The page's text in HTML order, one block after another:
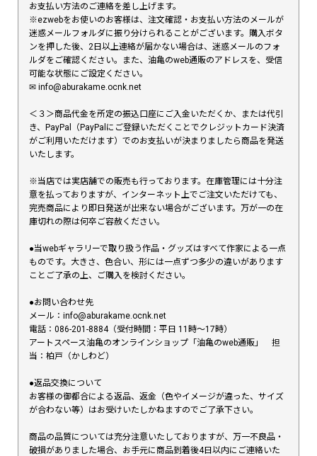
お支払い方法のご連絡を差し上げます。
※ezwebをお使いのお客様は、注文確認・お支払い方法のメールが
迷惑メールフォルダに振り分けられることがございます。購入ボタ
ンを押した後、2日以上連絡が届かない場合は、迷惑メールのフォ
ルダをご確認ください。また、油亀のweb通販のアドレスを、受信
可能な状態にご設定ください。
✉︎ info@aburakame.ocnk.net
＜３＞商品代金を所定の振込口座にご入金いただくか、または代引
き、PayPal（PayPalにご登録いただくことでクレジットカード決済
がご利用いただけます）でのお支払いが決まりましたら商品を発送
いたします。
※当店では実店舗での販売も行っております。在庫管理には十分注
意を払っておりますが、インターネット上でご注文いただけても、
完売商品により即日発送が出来ない場合がございます。万が一の在
庫切れの際は何卒ご容赦ください。
●当webギャラリーで取り扱う作品・グッズはすべて作家による一点
ものです。大きさ、色合い、形には一点ずつ多少の違いがあります
ことご了承の上、ご購入を検討ください。
●お問い合わせ先
メール：info@aburakame.ocnk.net
電話：086-201-8884（受付時間：平日 11時〜17時）
アートスペース油亀のオンラインショップ「油亀のweb通販」 担
当：柏戸（かしわど）
●返品交換について
お客様の御都合による返品、返金（色やイメージが違った、サイズ
が合わない等）はお受けいたしかねますのでご了承下さい。
商品の品質については充分注意いたしておりますが、万一不良品・
破損がありました場合、お手元に商品到着後4日以内にご連絡いた